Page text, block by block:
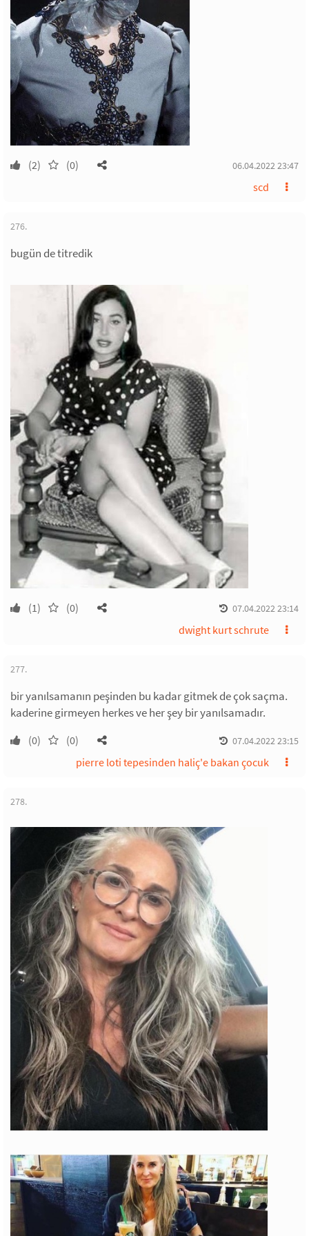
(2) (0) 06.04.2022 23:47
scd
276.
bugün de titredik
(1) (0) 07.04.2022 23:14
dwight kurt schrute
277.
bir yanılsamanın peşinden bu kadar gitmek de çok saçma.
kaderine girmeyen herkes ve her şey bir yanılsamadır.
(0) (0) 07.04.2022 23:15
pierre loti tepesinden haliç'e bakan çocuk
278.